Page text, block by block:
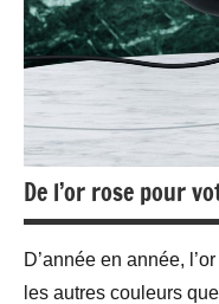
De l’or rose pour
D’année en année,
les autres couleurs